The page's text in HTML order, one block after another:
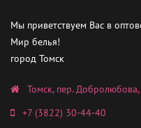
Мы приветствуем Вас в
Мир белья!
город Томск
Томск, пер.
+7 (3822) 30-44-40